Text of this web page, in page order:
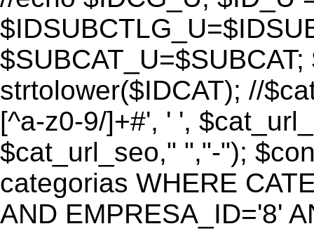
strtolower($IDCAT); //
[^a-z0-9/]+#', ' ',
$cat_url_seo," ","-");
categorias WHERE
AND EMPRESA_ID='8'